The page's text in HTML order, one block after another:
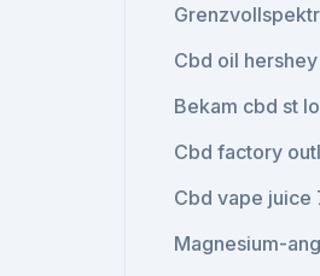
Cbd oil
Bekam cbd st
Cbd factory
Cbd vape juice
Magnesium-